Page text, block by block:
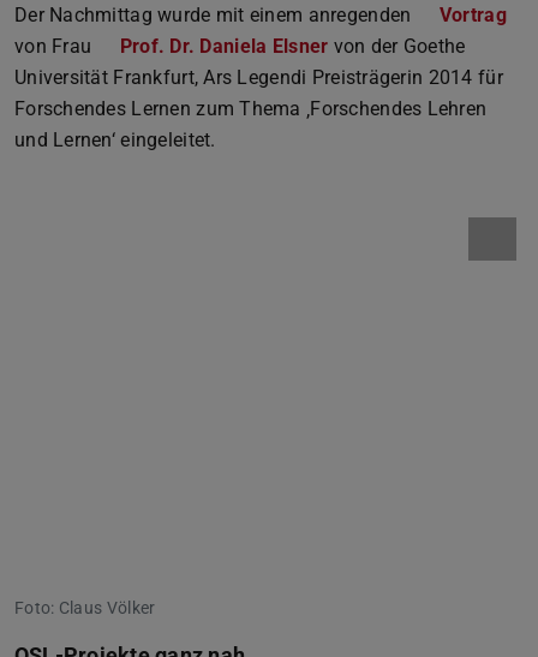
Der Nachmittag wurde mit einem anregenden
Vortrag
von Frau
Prof. Dr. Daniela Elsner von der Goethe
Universität Frankfurt, Ars Legendi Preisträgerin 2014 für
Forschendes Lernen zum Thema ‚Forschendes Lehren
und Lernen‘ eingeleitet.
Foto: Claus Völker